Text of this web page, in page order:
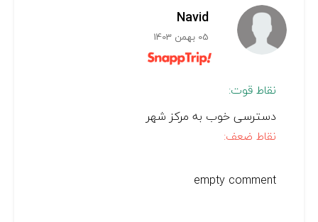
Navid
05 بهمن 1403
نقاط قوت:
دسترسی خوب به مرکز شهر
نقاط ضعف:
empty comment